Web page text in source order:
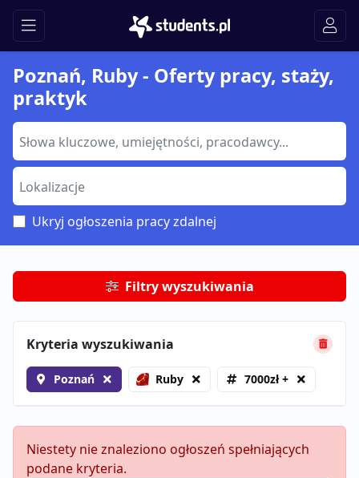
Poznań, Ruby - Oferty pracy, staży,
praktyk
Ukryj ogłoszenia pracy zdalnej
Filtry wyszukiwania
Kryteria wyszukiwania
Poznań Ruby 7000zł +
Niestety nie znaleziono ogłoszeń spełniających
podane kryteria.